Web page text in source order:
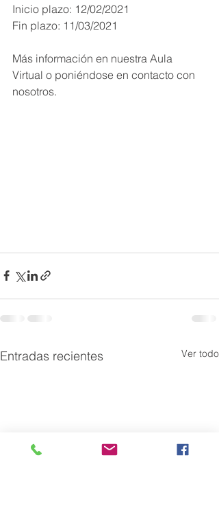
Inicio plazo: 12/02/2021
Fin plazo: 11/03/2021
Más información en nuestra Aula
Virtual o poniéndose en contacto con
nosotros.
Entradas recientes Ver todo